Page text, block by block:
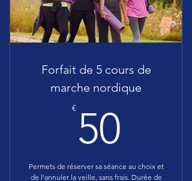
Forfait de 5 cours de
marche nordique
€ 50
Permets de réserver sa séance au choix et
de l'annuler la veille, sans frais. Durée de